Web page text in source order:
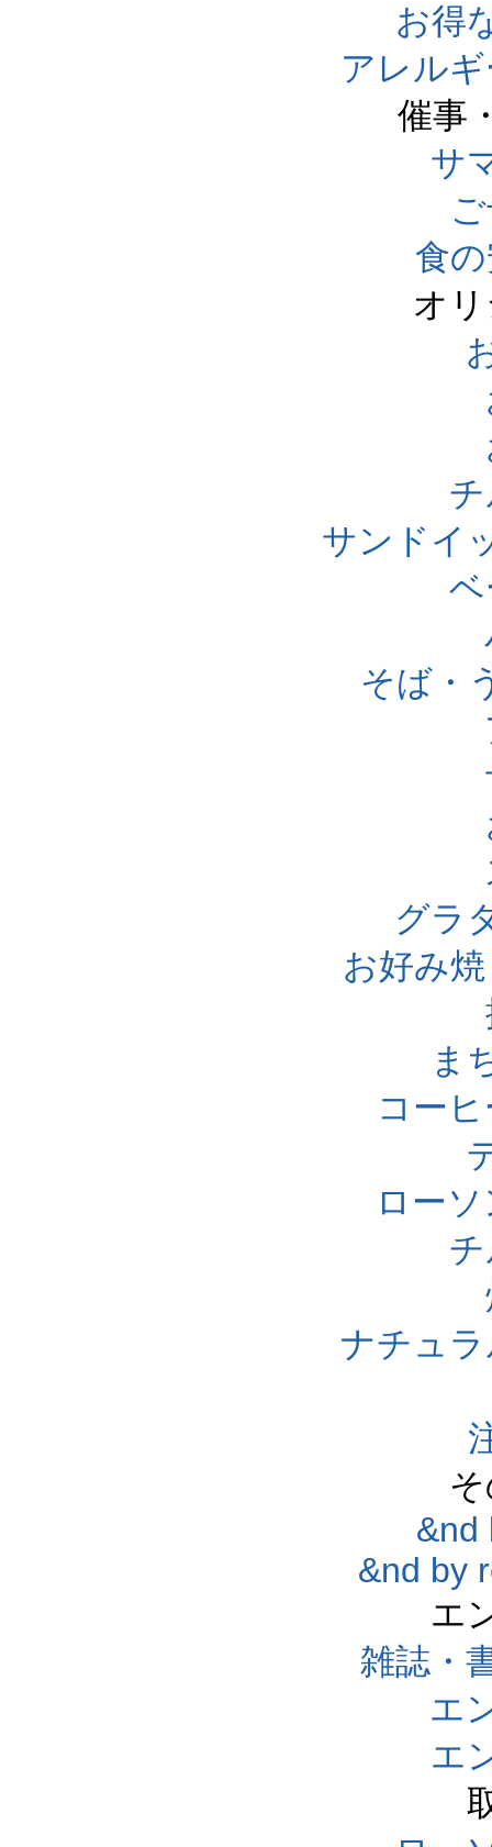
お得
アレル
催事
サ
食
オ
サンドイ
そば・
グラ
お好み
ま
コー
ロー
ナチュ
&nd
&nd by
エ
雑誌・
エ
エ